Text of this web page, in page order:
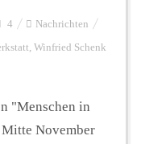
4 Nachrichten
, Winfried Schenk
"Menschen in
November